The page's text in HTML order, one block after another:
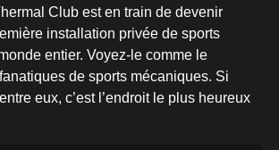
Club est en train de devenir
installation privée de sports
entier. Voyez-le comme le
de sports mécaniques. Si
eux, c’est l’endroit le plus heureux